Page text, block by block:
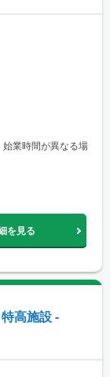
業時間が異なる場
を見る
高施設 -